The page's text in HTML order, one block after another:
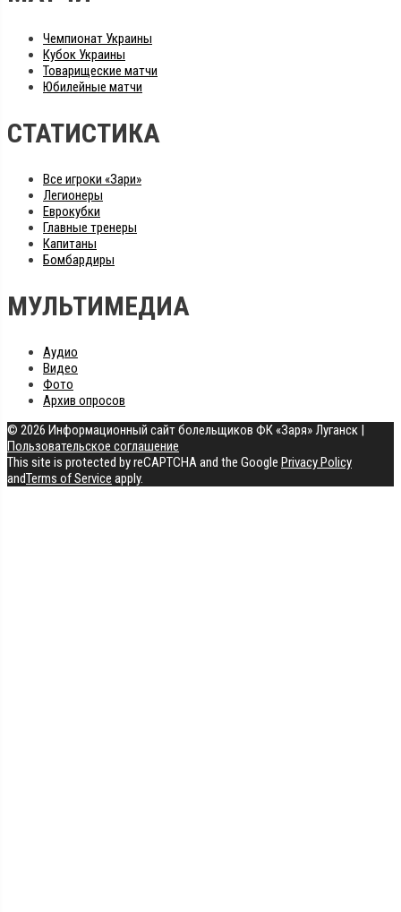
Чемпионат Украины
Кубок Украины
Товарищеские матчи
Юбилейные матчи
СТАТИСТИКА
Все игроки «Зари»
Легионеры
Еврокубки
Главные тренеры
Капитаны
Бомбардиры
МУЛЬТИМЕДИА
Аудио
Видео
Фото
Архив опросов
© 2026 Информационный сайт болельщиков ФК «Заря» Луганск |
Пользовательское соглашение
This site is protected by reCAPTCHA and the Google Privacy Policy
andTerms of Service apply.